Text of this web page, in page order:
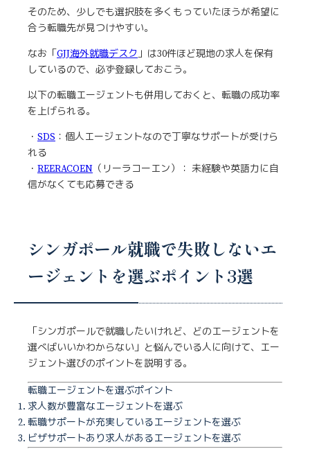
そのため、少しでも選択肢を多くもっていたほうが希望に
合う転職先が見つけやすい。
なお「 GJJ海外就職デスク」は30件ほど現地の求人を保有
しているので、必ず登録しておこう。
以下の転職エージェントも併用しておくと、転職の成功率
を上げられる。
・ SDS ：個人エージェントなので丁寧なサポートが受けら
れる
・ REERACOEN （リーラコーエン）： 未経験や英語力に自
信がなくても応募できる
シンガポール就職で失敗しないエ
ージェントを選ぶポイント3選
「シンガポールで就職したいけれど、どのエージェントを
選べばいいかわからない」と悩んでいる人に向けて、エー
ジェント選びのポイントを説明する。
転職エージェントを選ぶポイント
求人数が豊富なエージェントを選ぶ
転職サポートが充実しているエージェントを選ぶ
ビザサポートあり求人があるエージェントを選ぶ